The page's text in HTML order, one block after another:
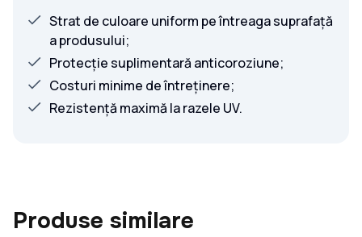
Strat de culoare uniform pe întreaga suprafață
a produsului;
Protecție suplimentară anticoroziune;
Costuri minime de întreținere;
Rezistență maximă la razele UV.
Produse similare